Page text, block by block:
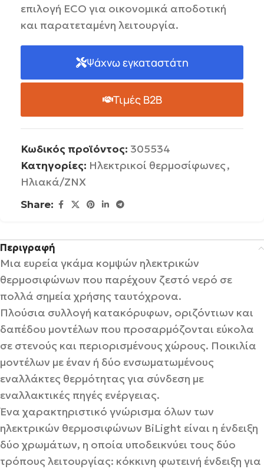
επιλογή ECO για οικονομικά αποδοτική
και παρατεταμένη λειτουργία.
Ψάχνω εγκαταστάτη
Τιμές B2B
Κωδικός προϊόντος: 305534
Κατηγορίες: Ηλεκτρικοί θερμοσίφωνες,
Ηλιακά/ΖΝΧ
Share:
Περιγραφή
Μια ευρεία γκάμα κομψών ηλεκτρικών
θερμοσιφώνων που παρέχουν ζεστό νερό σε
πολλά σημεία χρήσης ταυτόχρονα.
Πλούσια συλλογή κατακόρυφων, οριζόντιων και
δαπέδου μοντέλων που προσαρμόζονται εύκολα
σε στενούς και περιορισμένους χώρους. Ποικιλία
μοντέλων με έναν ή δύο ενσωματωμένους
εναλλάκτες θερμότητας για σύνδεση με
εναλλακτικές πηγές ενέργειας.
Ένα χαρακτηριστικό γνώρισμα όλων των
ηλεκτρικών θερμοσιφώνων BiLight είναι η ένδειξη
δύο χρωμάτων, η οποία υποδεικνύει τους δύο
τρόπους λειτουργίας: κόκκινη φωτεινή ένδειξη για